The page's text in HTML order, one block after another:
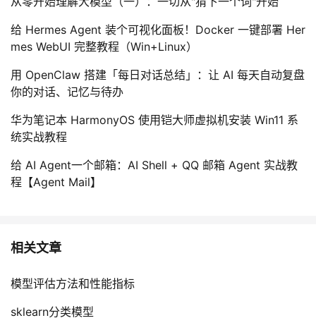
给 Hermes Agent 装个可视化面板！Docker 一键部署 Her
mes WebUI 完整教程（Win+Linux）
用 OpenClaw 搭建「每日对话总结」：让 AI 每天自动复盘
你的对话、记忆与待办
华为笔记本 HarmonyOS 使用铠大师虚拟机安装 Win11 系
统实战教程
给 AI Agent一个邮箱：AI Shell + QQ 邮箱 Agent 实战教
程【Agent Mail】
相关文章
模型评估方法和性能指标
sklearn分类模型